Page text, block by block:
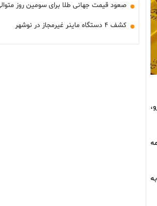
صعود قیمت جهانی طلا برای سومین روز
کشف ۴ دستگاه ماینر غیرمجاز در نوشهر